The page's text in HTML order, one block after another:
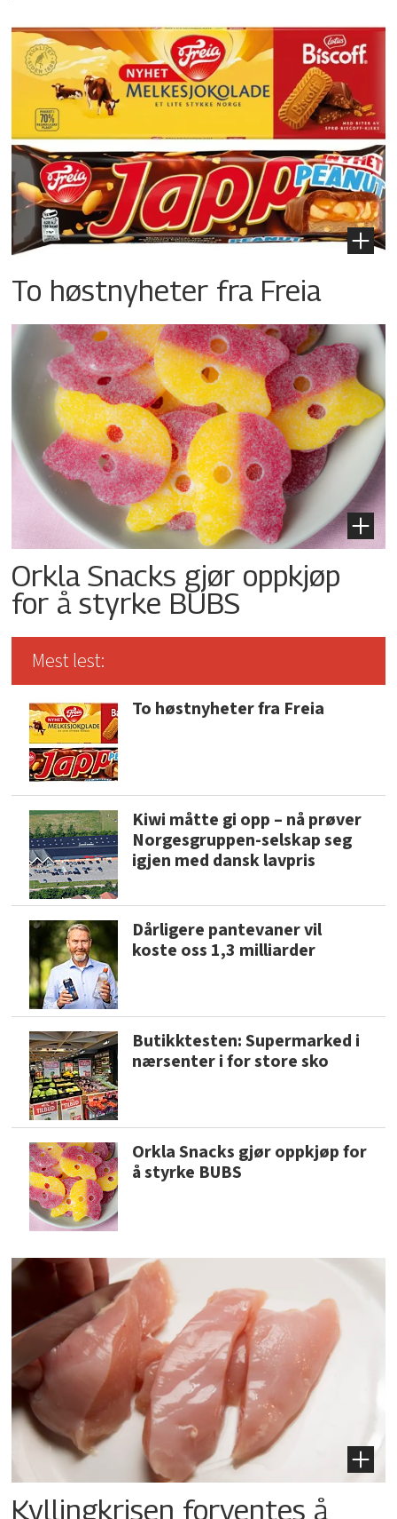
To høstnyheter fra Freia
Orkla Snacks gjør oppkjøp
for å styrke BUBS
Mest lest:
To høstnyheter fra Freia
Kiwi måtte gi opp – nå prøver
Norgesgruppen-selskap seg
igjen med dansk lavpris
Dårligere pantevaner vil
koste oss 1,3 milliarder
Butikktesten: Supermarked i
nærsenter i for store sko
Orkla Snacks gjør oppkjøp for
å styrke BUBS
Kyllingkrisen forventes å